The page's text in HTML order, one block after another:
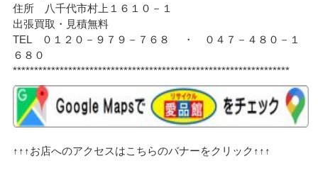
住所 八千代市村上１６１０－１
出張買取・見積無料
TEL ０１２０－９７９－７６８ ・ ０４７－４８０－１
６８０
*****************************************************************
↑↑↑お店へのアクセスはこちらのバナーをクリック↑↑↑